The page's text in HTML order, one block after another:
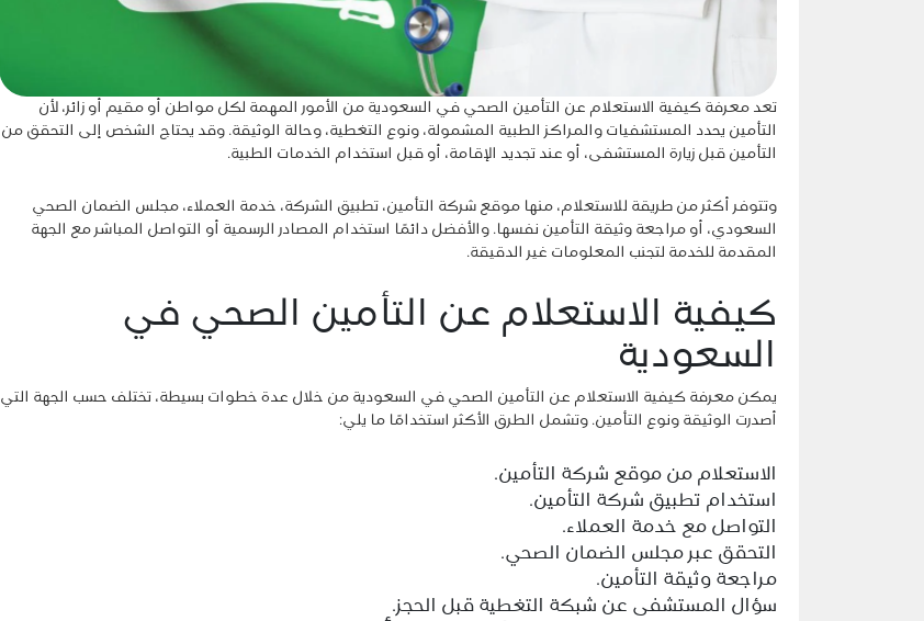
تعد معرفة كيفية الاستعلام عن التأمين الصحي في السعودية من الأمور المهمة لكل مواطن أو مقيم أو زائر، لأن
التأمين يحدد المستشفيات والمراكز الطبية المشمولة، ونوع التغطية، وحالة الوثيقة. وقد يحتاج الشخص إلى التحقق من
التأمين قبل زيارة المستشفى، أو عند تجديد الإقامة، أو قبل استخدام الخدمات الطبية.
وتتوفر أكثر من طريقة للاستعلام، منها موقع شركة التأمين، تطبيق الشركة، خدمة العملاء، مجلس الضمان الصحي
السعودي، أو مراجعة وثيقة التأمين نفسها. والأفضل دائمًا استخدام المصادر الرسمية أو التواصل المباشر مع الجهة
المقدمة للخدمة لتجنب المعلومات غير الدقيقة.
كيفية الاستعلام عن التأمين الصحي في
السعودية
يمكن معرفة كيفية الاستعلام عن التأمين الصحي في السعودية من خلال عدة خطوات بسيطة، تختلف حسب الجهة التي
أصدرت الوثيقة ونوع التأمين. وتشمل الطرق الأكثر استخدامًا ما يلي:
الاستعلام من موقع شركة التأمين.
استخدام تطبيق شركة التأمين.
التواصل مع خدمة العملاء.
التحقق عبر مجلس الضمان الصحي.
مراجعة وثيقة التأمين.
سؤال المستشفى عن شبكة التغطية قبل الحجز.